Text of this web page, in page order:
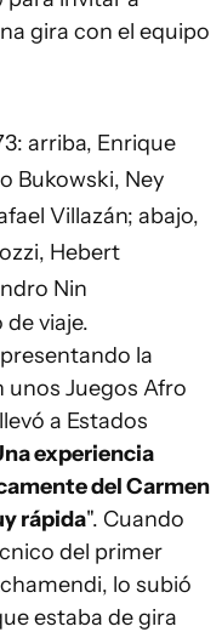
gira con el equipo
arriba, Enrique
Bukowski, Ney
Villazán; abajo,
Hebert
Nin
viaje.
la
Juegos Afro
a Estados
experiencia
del Carmen
rápida". Cuando
del primer
lo subió
estaba de gira